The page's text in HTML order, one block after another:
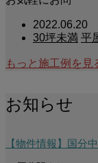
2022.06.20
30坪未満 平
もっと施工例を見
お知らせ
【物件情報】国分